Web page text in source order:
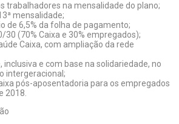
trabalhadores na mensalidade do plano;
mensalidade;
de 6,5% da folha de pagamento;
30 (70% Caixa e 30% empregados);
Caixa, com ampliação da rede
inclusiva e com base na solidariedade, no
intergeracional;
pós-aposentadoria para os empregados
2018.